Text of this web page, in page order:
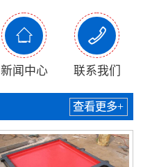

新闻中心

联系我们
查看更多+